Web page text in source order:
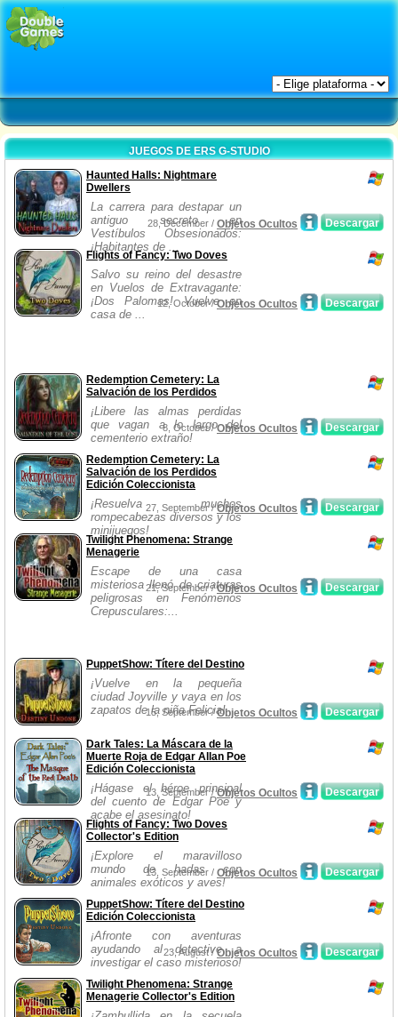
JUEGOS DE ERS G-STUDIO
Haunted Halls: Nightmare
Dwellers
La carrera para destapar un
antiguo secreto en
Vestíbulos Obsesionados:
¡Habitantes de ...
Descargar
28, December / Objetos Ocultos
Flights of Fancy: Two Doves
Salvo su reino del desastre
en Vuelos de Extravagante:
¡Dos Palomas! Vuelve en
casa de ...
Descargar
12, October /Objetos Ocultos
Redemption Cemetery: La
Salvación de los Perdidos
¡Libere las almas perdidas
que vagan a lo largo del
cementerio extraño!
Descargar
8, October /Objetos Ocultos
Redemption Cemetery: La
Salvación de los Perdidos
Edición Coleccionista
¡Resuelva muchos
rompecabezas diversos y los
minijuegos!
Descargar
27, September /Objetos Ocultos
Twilight Phenomena: Strange
Menagerie
Escape de una casa
misteriosa llenó de criaturas
peligrosas en Fenómenos
Crepusculares:...
Descargar
21, September /Objetos Ocultos
PuppetShow: Títere del Destino
¡Vuelve en la pequeña
ciudad Joyville y vaya en los
zapatos de la niña Felicia!
Descargar
15, September /Objetos Ocultos
Dark Tales: La Máscara de la
Muerte Roja de Edgar Allan Poe
Edición Coleccionista
¡Hágase el héroe principal
del cuento de Edgar Poe y
acabe el asesinato!
Descargar
13, September /Objetos Ocultos
Flights of Fancy: Two Doves
Collector's Edition
¡Explore el maravilloso
mundo de hadas con
animales exóticos y aves!
Descargar
13, September / Objetos Ocultos
PuppetShow: Títere del Destino
Edición Coleccionista
¡Afronte con aventuras
ayudando al detective a
investigar el caso misterioso!
Descargar
23, August /Objetos Ocultos
Twilight Phenomena: Strange
Menagerie Collector's Edition